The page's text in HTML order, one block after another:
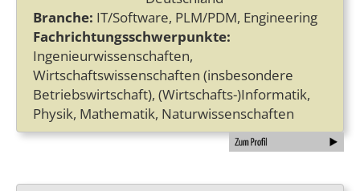
Branche: IT/Software, PLM/PDM, Engineering
Fachrichtungsschwerpunkte:
Ingenieurwissenschaften,
Wirtschaftswissenschaften (insbesondere
Betriebswirtschaft), (Wirtschafts-)Informatik,
Physik, Mathematik, Naturwissenschaften